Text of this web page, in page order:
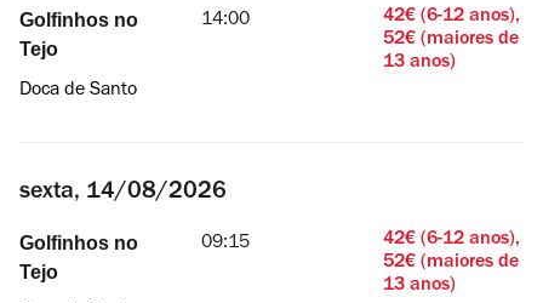
Golfinhos no
Tejo
Doca de Santo
14:00
42€ (6-12 anos),
52€ (maiores de
13 anos)
sexta, 14/08/2026
Golfinhos no
Tejo
09:15
42€ (6-12 anos),
52€ (maiores de
13 anos)